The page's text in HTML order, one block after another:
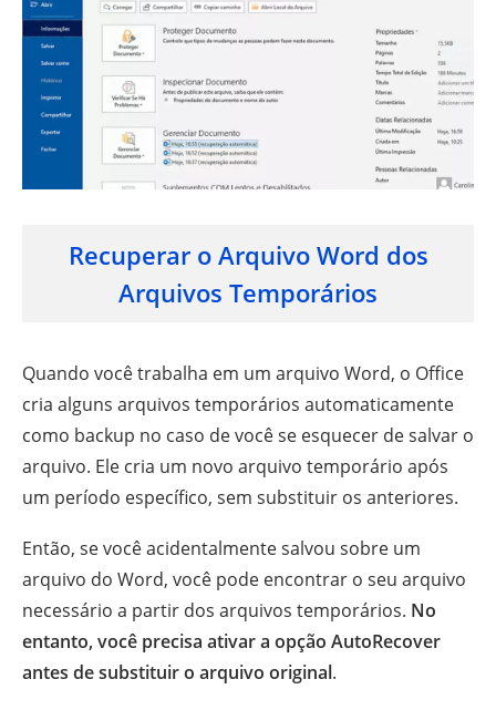
Recuperar o Arquivo Word dos
Arquivos Temporários
Quando você trabalha em um arquivo Word, o Office
cria alguns arquivos temporários automaticamente
como backup no caso de você se esquecer de salvar o
arquivo. Ele cria um novo arquivo temporário após
um período específico, sem substituir os anteriores.
Então, se você acidentalmente salvou sobre um
arquivo do Word, você pode encontrar o seu arquivo
necessário a partir dos arquivos temporários. No
entanto, você precisa ativar a opção AutoRecover
antes de substituir o arquivo original.